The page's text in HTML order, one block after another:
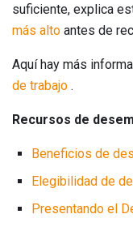
suficiente, explica
más alto antes de
Aquí hay más
de trabajo .
Recursos de
Beneficios de
Elegibilidad de
Presentando el